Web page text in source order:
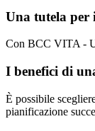
Una tutela per
Con BCC VITA -
I benefici di
È possibile
pianificazione